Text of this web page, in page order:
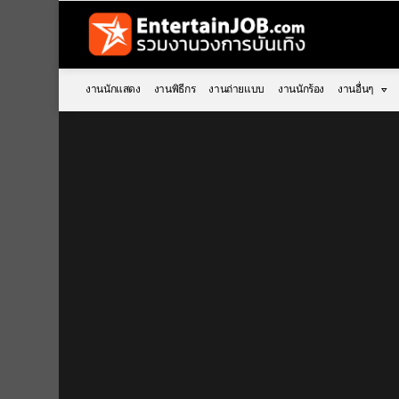
งานนักแสดง งานพิธีกร งานถ่ายแบบ งานนักร้อง งานอื่นๆ